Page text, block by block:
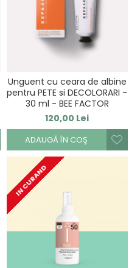
Unguent cu ceara de albine
pentru PETE si DECOLORARI -
30 ml - BEE FACTOR
120,00 Lei
ADAUGĂ ÎN COŞ
IN CURAND